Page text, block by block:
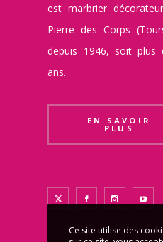
est marbrier
Pierre des Corps
depuis 1946, soit plus
ans.
EN SAVOIR
PLUS
Ce site utilise des